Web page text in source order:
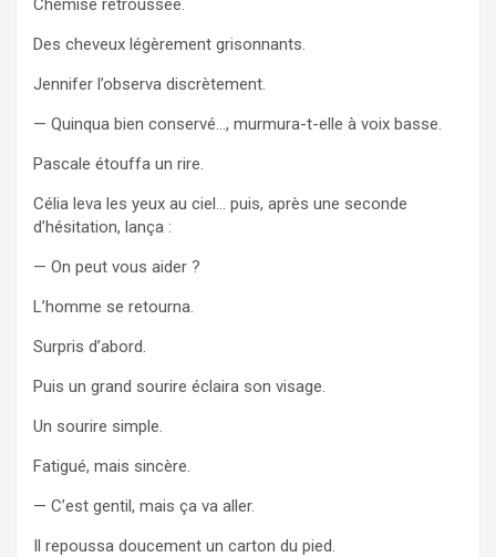
Chemise retroussée.
Des cheveux légèrement grisonnants.
Jennifer l’observa discrètement.
— Quinqua bien conservé…, murmura-t-elle à voix basse.
Pascale étouffa un rire.
Célia leva les yeux au ciel… puis, après une seconde
d’hésitation, lança :
— On peut vous aider ?
L’homme se retourna.
Surpris d’abord.
Puis un grand sourire éclaira son visage.
Un sourire simple.
Fatigué, mais sincère.
— C’est gentil, mais ça va aller.
Il repoussa doucement un carton du pied.